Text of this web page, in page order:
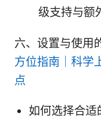
级支持与额
六、设置与使用
方位指南｜科学
点
如何选择合适